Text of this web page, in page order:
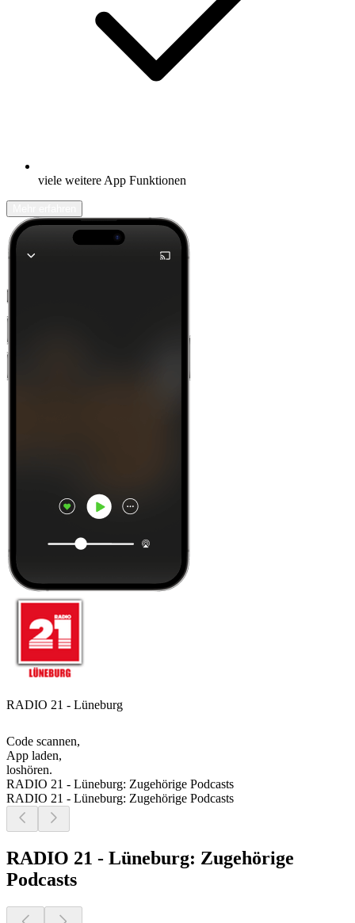
viele weitere App Funktionen
RADIO 21 - Lüneburg
Code scannen,
App laden,
loshören.
RADIO 21 - Lüneburg: Zugehörige Podcasts
RADIO 21 - Lüneburg: Zugehörige Podcasts
RADIO 21 - Lüneburg: Zugehörige
Podcasts